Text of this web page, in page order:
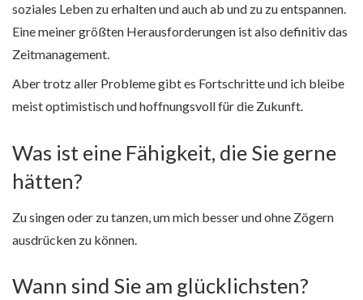
soziales Leben zu erhalten und auch ab und zu zu entspannen.
Eine meiner größten Herausforderungen ist also definitiv das
Zeitmanagement.
Aber trotz aller Probleme gibt es Fortschritte und ich bleibe
meist optimistisch und hoffnungsvoll für die Zukunft.
Was ist eine Fähigkeit, die Sie gerne
hätten?
Zu singen oder zu tanzen, um mich besser und ohne Zögern
ausdrücken zu können.
Wann sind Sie am glücklichsten?